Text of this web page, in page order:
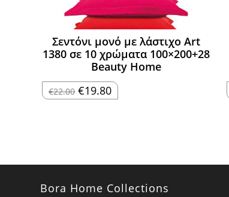
Σεντόνι μονό με λάστιχο Art
1380 σε 10 χρώματα 100×200+28
Beauty Home
€22.00 Original
price
€19.80Η
τρέχουσα
Bora Home Collections